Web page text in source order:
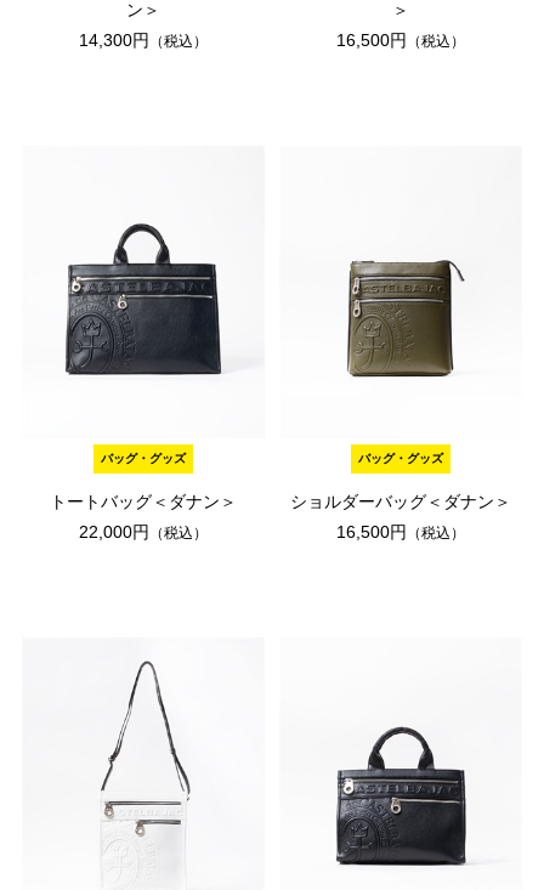
ン＞
14,300円
（税込）
＞
16,500円
（税込）
バッグ・グッズ
トートバッグ＜ダナン＞
22,000円
（税込）
バッグ・グッズ
ショルダーバッグ＜ダナン＞
16,500円
（税込）